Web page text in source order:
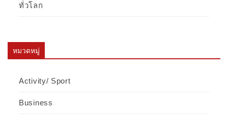
ทั่วโลก
หมวดหมู่
Activity/ Sport
Business